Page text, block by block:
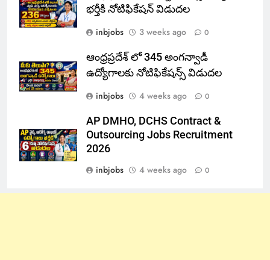
భర్తీకి నోటిఫికేషన్ విడుదల
inbjobs
3 weeks ago 0
ఆంధ్రప్రదేశ్ లో 345 అంగన్వాడీ
ఉద్యోగాలకు నోటిఫికేషన్స్ విడుదల
inbjobs
4 weeks ago 0
AP DMHO, DCHS Contract &
Outsourcing Jobs Recruitment
2026
inbjobs
4 weeks ago 0